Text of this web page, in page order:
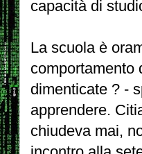
capacità di
La scuola è
comportamento
dimenticate ? -
apprendere.
chiudeva mai,